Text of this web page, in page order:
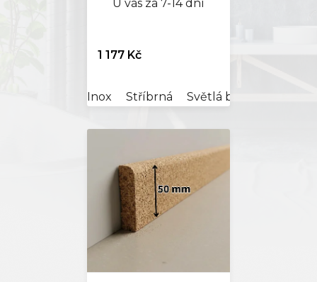
U vás za 7-14 dní
1 177 Kč
Inox Stříbrná Světlá bronz